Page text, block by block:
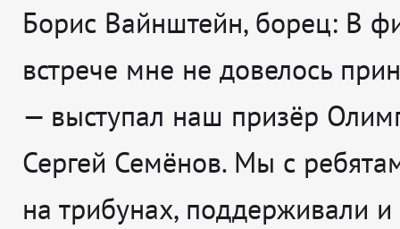
Борис Вайнштейн, борец: В
встрече мне не довелось
— выступал наш призёр
Сергей Семёнов. Мы с
на трибунах, поддерживали и